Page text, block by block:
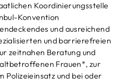
Koordinierungsstelle
Konvention
und ausreichend
und barrierefreien
zeitnahen Beratung und
Frauen*, zur
Polizeieinsatz und bei oder